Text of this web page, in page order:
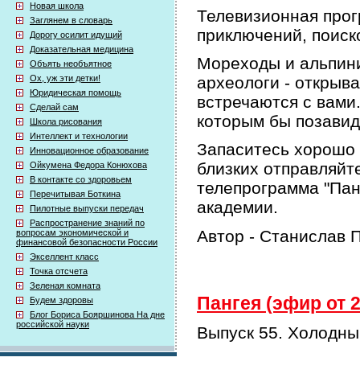
Новая школа
Заглянем в словарь
Дорогу осилит идущий
Доказательная медицина
Объять необъятное
Ох, уж эти детки!
Юридическая помощь
Сделай сам
Школа рисования
Интеллект и технологии
Инновационное образование
Ойкумена Федора Конюхова
В контакте со здоровьем
Перечитывая Боткина
Пилотные выпуски передач
Распространение знаний по
вопросам экономической и
финансовой безопасности России
Экселлент класс
Точка отсчета
Зеленая комната
Будем здоровы
Блог Бориса Бояршинова На дне
российской науки
Телевизионная
приключений,
Мореходы и
археологи -
встречаются с
которым бы
Запаситесь
близких
телепрограмма
академии.
Автор -
Пангея (эфир от
Выпуск 55.